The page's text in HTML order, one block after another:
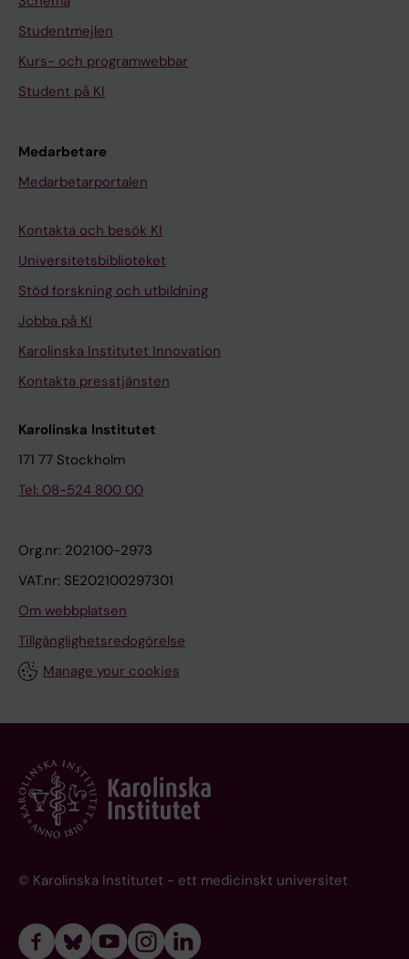
Studentmejlen
Kurs- och programwebbar
Student på KI
Medarbetare
Medarbetarportalen
Kontakta och besök KI
Universitetsbiblioteket
Stöd forskning och utbildning
Jobba på KI
Karolinska Institutet Innovation
Kontakta presstjänsten
Karolinska Institutet
171 77 Stockholm
Tel: 08-524 800 00
Org.nr: 202100-2973
VAT.nr: SE202100297301
Om webbplatsen
Tillgänglighetsredogörelse
Manage your cookies
© Karolinska Institutet - ett medicinskt universitet